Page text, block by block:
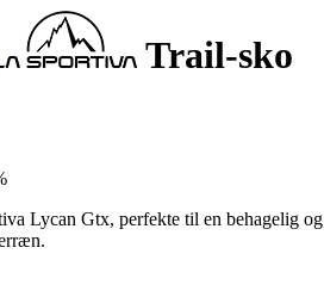
Trail-sko
Lycan Gtx, perfekte til en behagelig og